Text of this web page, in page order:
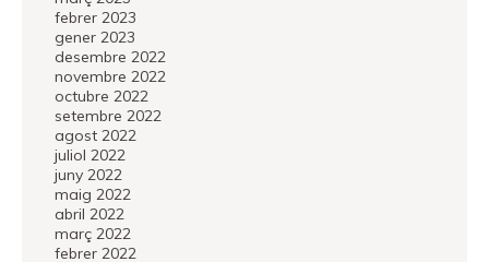
febrer 2023
gener 2023
desembre 2022
novembre 2022
octubre 2022
setembre 2022
agost 2022
juliol 2022
juny 2022
maig 2022
abril 2022
març 2022
febrer 2022